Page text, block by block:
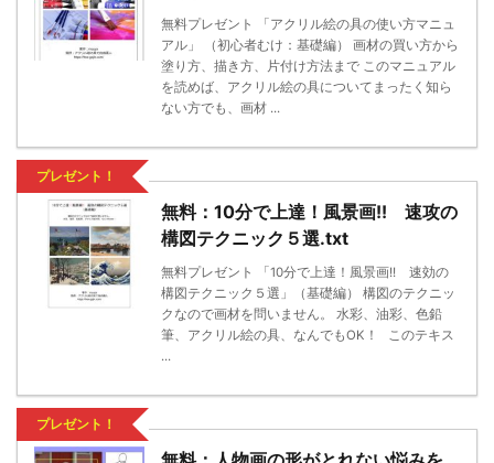
無料プレゼント 「アクリル絵の具の使い方マニュ
アル」 （初心者むけ：基礎編） 画材の買い方から
塗り方、描き方、片付け方法まで このマニュアル
を読めば、アクリル絵の具についてまったく知ら
ない方でも、画材 ...
プレゼント！
無料：10分で上達！風景画!! 速攻の
構図テクニック５選.txt
無料プレゼント 「10分で上達！風景画!! 速効の
構図テクニック５選」（基礎編） 構図のテクニッ
クなので画材を問いません。 水彩、油彩、色鉛
筆、アクリル絵の具、なんでもOK！ このテキス
...
プレゼント！